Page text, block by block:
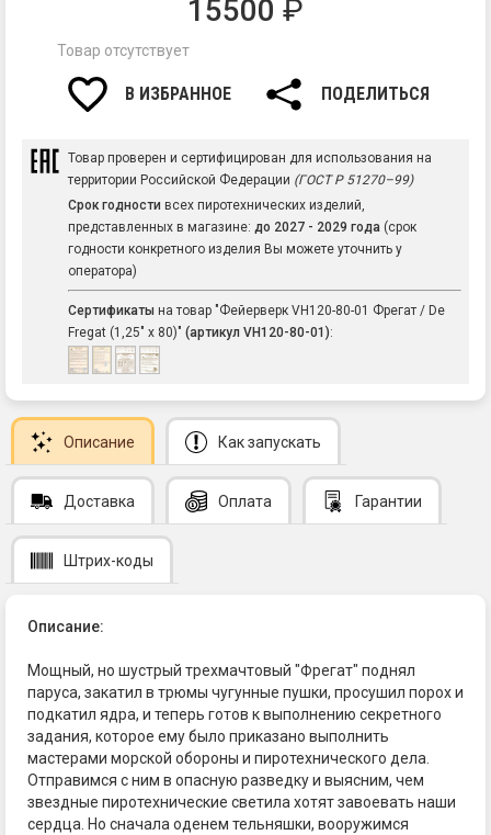
15500 ₽
Товар отсутствует
В ИЗБРАННОЕ ПОДЕЛИТЬСЯ
Товар проверен и сертифицирован для использования на
территории Российской Федерации (ГОСТ Р 51270–99)
Срок годности всех пиротехнических изделий,
представленных в магазине: до 2027 - 2029 года (срок
годности конкретного изделия Вы можете уточнить у
оператора)
Сертификаты на товар "Фейерверк VH120-80-01 Фрегат / De
Fregat (1,25" х 80)" (артикул VH120-80-01):
Описание Как запускать
Доставка Оплата Гарантии
Штрих-коды
Описание:
Мощный, но шустрый трехмачтовый "Фрегат" поднял
паруса, закатил в трюмы чугунные пушки, просушил порох и
подкатил ядра, и теперь готов к выполнению секретного
задания, которое ему было приказано выполнить
мастерами морской обороны и пиротехнического дела.
Отправимся с ним в опасную разведку и выясним, чем
звездные пиротехнические светила хотят завоевать наши
сердца. Но сначала оденем тельняшки, вооружимся